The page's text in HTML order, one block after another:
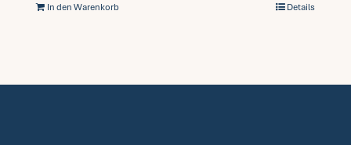
In den Warenkorb Details